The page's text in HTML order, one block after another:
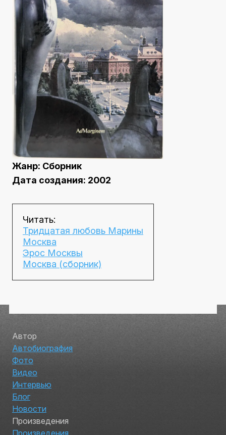
Жанр: Сборник
Дата создания: 2002
Читать:
Тридцатая любовь Марины
Москва
Эрос Москвы
Москва (сборник)
Автор
Автобиография
Фото
Видео
Интервью
Блог
Новости
Произведения
Произведения